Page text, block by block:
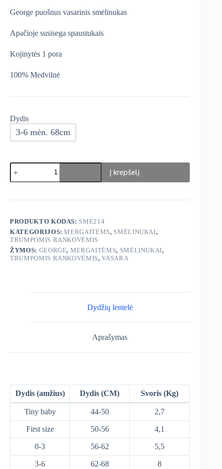
€12,99.
€11,04.
George puošnus vasarinis smėlinukas
Apačioje susisega spaustukais
Kojinytės 1 pora
100% Medvilnė
Dydis
3-6 mėn. 68cm
produkto
kiekis:
George
Vasarinis
Į krepšelį
PRODUKTO KODAS: SME214
KATEGORIJOS:MERGAITĖMS, SMĖLINUKAI,
TRUMPOMIS RANKOVĖMIS
ŽYMOS: GEORGE, MERGAITĖMS, SMĖLINUKAI,
TRUMPOMIS RANKOVĖMIS,VASARA
Dydžių lentelė
Aprašymas
Dydis (amžius) Dydis (CM) Svoris (Kg)
Tiny baby 44-50 2,7
First size 50-56 4,1
0-3 56-62 5,5
3-6 62-68 8